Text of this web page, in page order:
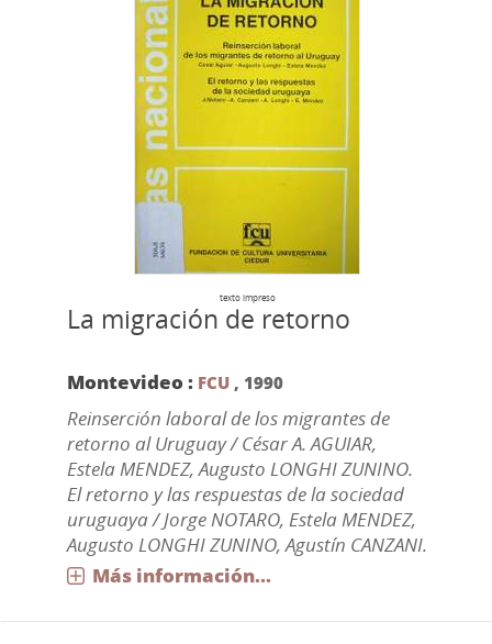
texto impreso
La migración de retorno
Montevideo : FCU, 1990
Reinserción laboral de los migrantes de
retorno al Uruguay / César A. AGUIAR,
Estela MENDEZ, Augusto LONGHI ZUNINO.
El retorno y las respuestas de la sociedad
uruguaya / Jorge NOTARO, Estela MENDEZ,
Augusto LONGHI ZUNINO, Agustín CANZANI.
Más información...